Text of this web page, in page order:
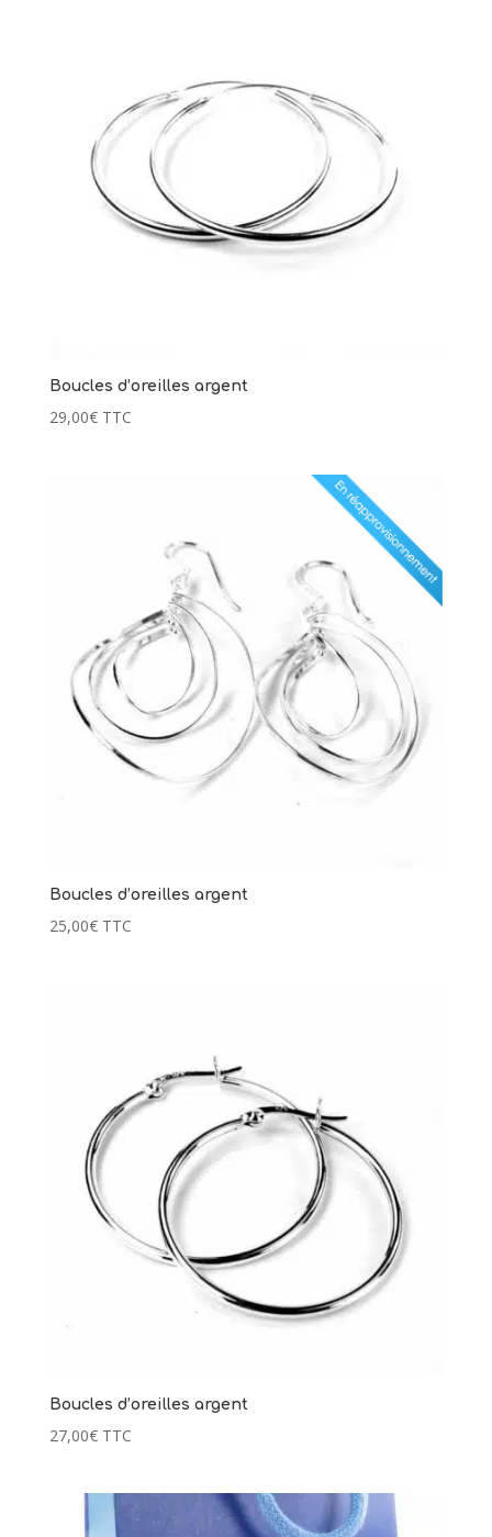
Boucles d’oreilles argent
29,00€ TTC
Boucles d’oreilles argent
25,00€ TTC
Boucles d’oreilles argent
27,00€ TTC